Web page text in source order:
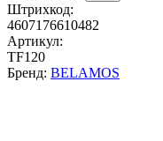
Штрихкод:
4607176610482
Артикул:
TF120
Бренд: BELAMOS